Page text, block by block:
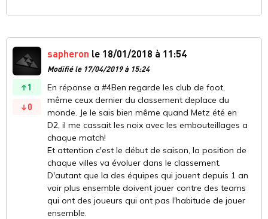
1
0
sapheron le 18/01/2018 à 11:54
Modifié le 17/04/2019 à 15:24
En réponse a #4Ben regarde les club de foot,
même ceux dernier du classement deplace du
monde. Je le sais bien même quand Metz été en
D2, il me cassait les noix avec les embouteillages a
chaque match!
Et attention c'est le début de saison, la position de
chaque villes va évoluer dans le classement.
D'autant que la des équipes qui jouent depuis 1 an
voir plus ensemble doivent jouer contre des teams
qui ont des joueurs qui ont pas l'habitude de jouer
ensemble.